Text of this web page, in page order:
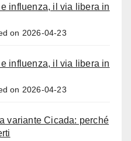
influenza, il via libera in
on 2026-04-23
influenza, il via libera in
on 2026-04-23
variante Cicada: perché